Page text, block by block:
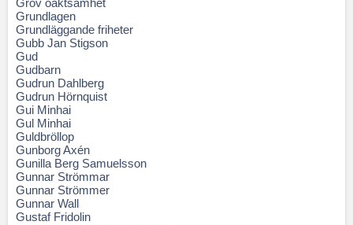
Grov oaktsamhet
Grundlagen
Grundläggande friheter
Gubb Jan Stigson
Gud
Gudbarn
Gudrun Dahlberg
Gudrun Hörnquist
Gui Minhai
Gul Minhai
Guldbröllop
Gunborg Axén
Gunilla Berg Samuelsson
Gunnar Strömmar
Gunnar Strömmer
Gunnar Wall
Gustaf Fridolin